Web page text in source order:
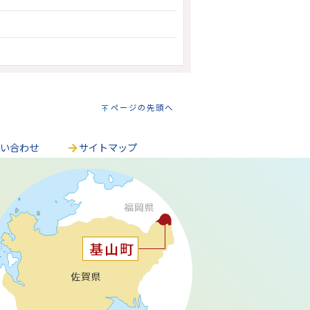
ページの先頭へ
合わせ サイトマップ